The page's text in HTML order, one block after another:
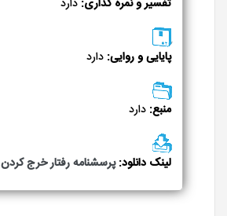
تفسیر و نمره گذاری: دارد
پایایی و روایی: دارد
منبع: دارد
لینک دانلود:پرسشنامه رفتار خرج کردن